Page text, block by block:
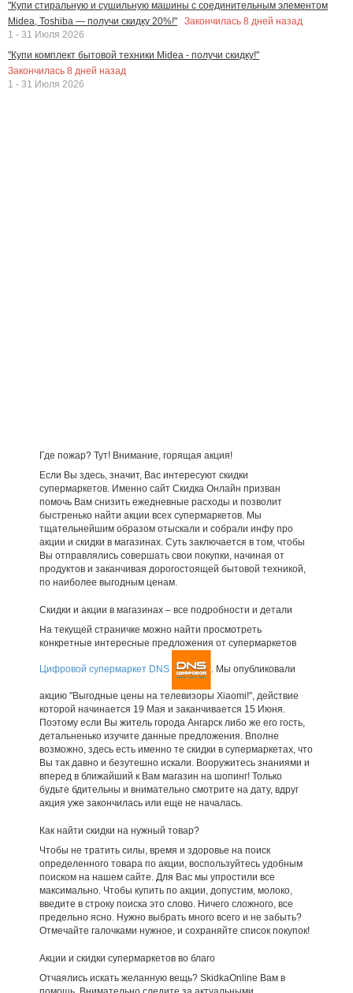
"Купи стиральную и сушильную машины с соединительным элементом
Midea, Toshiba — получи скидку 20%!"
Закончилась 8 дней назад
1 - 31 Июля 2026
"Купи комплект бытовой техники Midea - получи скидку!"
Закончилась 8 дней назад
1 - 31 Июля 2026
Где пожар? Тут! Внимание, горящая акция!
Если Вы здесь, значит, Вас интересуют скидки
супермаркетов. Именно сайт Скидка Онлайн призван
помочь Вам снизить ежедневные расходы и позволит
быстренько найти акции всех супермаркетов. Мы
тщательнейшим образом отыскали и собрали инфу про
акции и скидки в магазинах. Суть заключается в том, чтобы
Вы отправлялись совершать свои покупки, начиная от
продуктов и заканчивая дорогостоящей бытовой техникой,
по наиболее выгодным ценам.
Скидки и акции в магазинах – все подробности и детали
На текущей страничке можно найти просмотреть
конкретные интересные предложения от супермаркетов
Цифровой супермаркет DNS . Мы опубликовали
акцию "Выгодные цены на телевизоры Xiaomi!", действие
которой начинается 19 Мая и заканчивается 15 Июня.
Поэтому если Вы житель города Ангарск либо же его гость,
детальненько изучите данные предложения. Вполне
возможно, здесь есть именно те скидки в супермаркетах, что
Вы так давно и безутешно искали. Вооружитесь знаниями и
вперед в ближайший к Вам магазин на шопинг! Только
будьте бдительны и внимательно смотрите на дату, вдруг
акция уже закончилась или еще не началась.
Как найти скидки на нужный товар?
Чтобы не тратить силы, время и здоровье на поиск
определенного товара по акции, воспользуйтесь удобным
поиском на нашем сайте. Для Вас мы упростили все
максимально. Чтобы купить по акции, допустим, молоко,
введите в строку поиска это слово. Ничего сложного, все
предельно ясно. Нужно выбрать много всего и не забыть?
Отмечайте галочками нужное, и сохраняйте список покупок!
Акции и скидки супермаркетов во благо
Отчаялись искать желанную вещь? SkidkaOnline Вам в